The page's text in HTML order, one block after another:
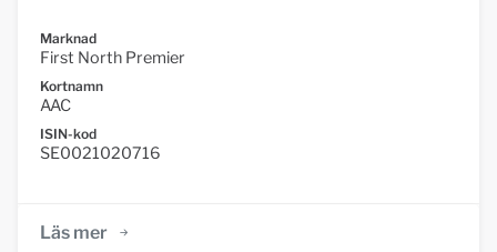
Marknad
First North Premier
Kortnamn
AAC
ISIN-kod
SE0021020716
Läs mer